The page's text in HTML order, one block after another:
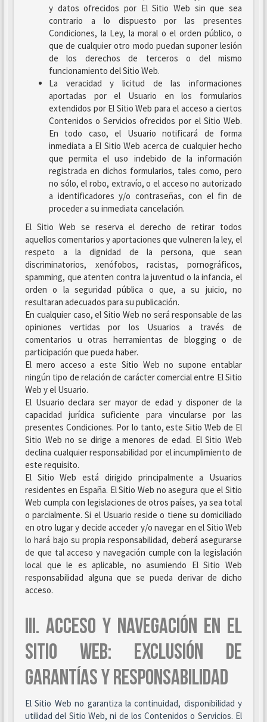
y datos ofrecidos por El Sitio Web sin que sea
contrario a lo dispuesto por las presentes
Condiciones, la Ley, la moral o el orden público, o
que de cualquier otro modo puedan suponer lesión
de los derechos de terceros o del mismo
funcionamiento del Sitio Web.
La veracidad y licitud de las informaciones
aportadas por el Usuario en los formularios
extendidos por El Sitio Web para el acceso a ciertos
Contenidos o Servicios ofrecidos por el Sitio Web.
En todo caso, el Usuario notificará de forma
inmediata a El Sitio Web acerca de cualquier hecho
que permita el uso indebido de la información
registrada en dichos formularios, tales como, pero
no sólo, el robo, extravío, o el acceso no autorizado
a identificadores y/o contraseñas, con el fin de
proceder a su inmediata cancelación.
El Sitio Web se reserva el derecho de retirar todos
aquellos comentarios y aportaciones que vulneren la ley, el
respeto a la dignidad de la persona, que sean
discriminatorios, xenófobos, racistas, pornográficos,
spamming, que atenten contra la juventud o la infancia, el
orden o la seguridad pública o que, a su juicio, no
resultaran adecuados para su publicación.
En cualquier caso, el Sitio Web no será responsable de las
opiniones vertidas por los Usuarios a través de
comentarios u otras herramientas de blogging o de
participación que pueda haber.
El mero acceso a este Sitio Web no supone entablar
ningún tipo de relación de carácter comercial entre El Sitio
Web y el Usuario.
El Usuario declara ser mayor de edad y disponer de la
capacidad jurídica suficiente para vincularse por las
presentes Condiciones. Por lo tanto, este Sitio Web de El
Sitio Web no se dirige a menores de edad. El Sitio Web
declina cualquier responsabilidad por el incumplimiento de
este requisito.
El Sitio Web está dirigido principalmente a Usuarios
residentes en España. El Sitio Web no asegura que el Sitio
Web cumpla con legislaciones de otros países, ya sea total
o parcialmente. Si el Usuario reside o tiene su domiciliado
en otro lugar y decide acceder y/o navegar en el Sitio Web
lo hará bajo su propia responsabilidad, deberá asegurarse
de que tal acceso y navegación cumple con la legislación
local que le es aplicable, no asumiendo El Sitio Web
responsabilidad alguna que se pueda derivar de dicho
acceso.
III. ACCESO Y NAVEGACIÓN EN EL
SITIO WEB: EXCLUSIÓN DE
GARANTÍAS Y RESPONSABILIDAD
El Sitio Web no garantiza la continuidad, disponibilidad y
utilidad del Sitio Web, ni de los Contenidos o Servicios. El